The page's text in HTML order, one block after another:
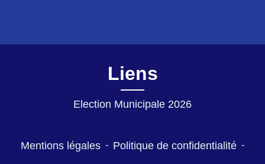
Liens
Election Municipale 2026
Mentions légales - Politique de confidentialité -